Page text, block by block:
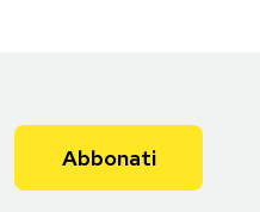
Abbonati